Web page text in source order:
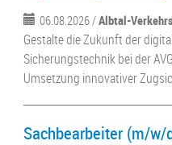
06.08.2026 /Albtal-
Gestalte die Zukunft der
Sicherungstechnik bei der
Umsetzung innovativer
Sachbearbeiter (m/w/